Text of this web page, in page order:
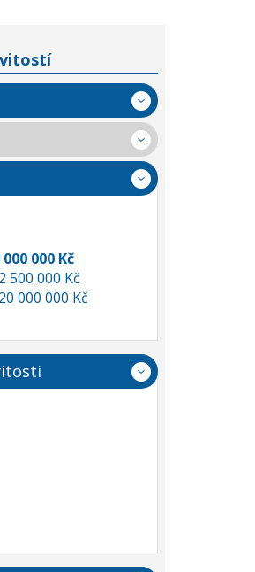
000 Kč
500 000 Kč
000 000 Kč